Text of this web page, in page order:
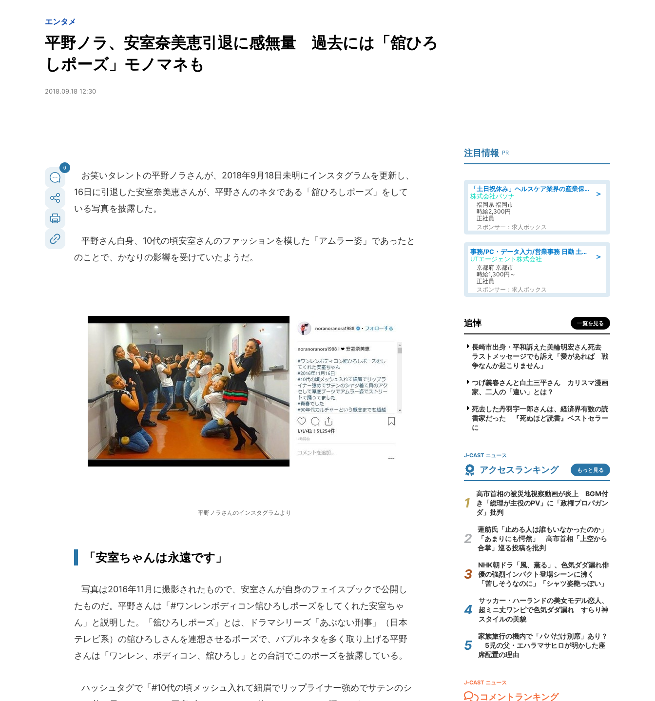
エンタメ
平野ノラ、安室奈美恵引退に感無量 過去には「舘ひろ
しポーズ」モノマネも
2018.09.18 12:30
0
お笑いタレントの平野ノラさんが、2018年9月18日未明にインスタグラムを更新し、
16日に引退した安室奈美恵さんが、平野さんのネタである「舘ひろしポーズ」をして
いる写真を披露した。
平野さん自身、10代の頃安室さんのファッションを模した「アムラー姿」であったと
のことで、かなりの影響を受けていたようだ。
平野ノラさんのインスタグラムより
「安室ちゃんは永遠です」
写真は2016年11月に撮影されたもので、安室さんが自身のフェイスブックで公開し
たものだ。平野さんは「#ワンレンボディコン舘ひろしポーズをしてくれた安室ちゃ
ん」と説明した。「舘ひろしポーズ」とは、ドラマシリーズ「あぶない刑事」（日本
テレビ系）の舘ひろしさんを連想させるポーズで、バブルネタを多く取り上げる平野
さんは「ワンレン、ボディコン、舘ひろし」との台詞でこのポーズを披露している。
ハッシュタグで「#10代の頃メッシュ入れて細眉でリップライナー強めでサテンのシ
注目情報 PR
＞
「土日祝休み」ヘルスケア業界の産業保健師/高時給/未経験OK/要資格:保健師、正看護師
株式会社パソナ
福岡県 福岡市
時給2,300円
正社員
スポンサー：求人ボックス
＞
事務/PC・データ入力/営業事務 日勤 土日祝休 未経験歓迎 おしゃれOK総合事務
UTエージェント株式会社
京都府 京都市
時給1,300円～
正社員
スポンサー：求人ボックス
追悼 一覧を見る
長崎市出身・平和訴えた美輪明宏さん死去
ラストメッセージでも訴え「愛があれば 戦
争なんか起こりません」
つげ義春さんと白土三平さん カリスマ漫画
家、二人の「違い」とは？
死去した丹羽宇一郎さんは、経済界有数の読
書家だった 『死ぬほど読書』ベストセラー
に
J-CAST ニュース
アクセスランキング もっと見る
高市首相の被災地視察動画が炎上 BGM付
き「総理が主役のPV」に「政権プロパガン
ダ」批判
蓮舫氏「止める人は誰もいなかったのか」
「あまりにも愕然」 高市首相「上空から
合掌」巡る投稿を批判
NHK朝ドラ「風、薫る」、色気ダダ漏れ俳
優の強烈インパクト登場シーンに沸く
「苦しそうなのに」「シャツ姿艶っぽい」
サッカー・ハーランドの美女モデル恋人、
超ミニ丈ワンピで色気ダダ漏れ すらり神
スタイルの美貌
家族旅行の機内で「パパだけ別席」あり？
5児の父・エハラマサヒロが明かした座
席配置の理由
J-CAST ニュース
コメントランキング